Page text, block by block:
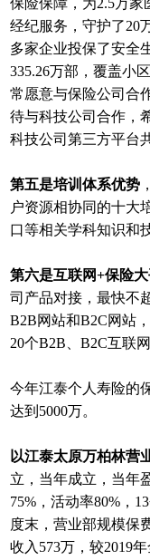
经纪服务，守护了20
多家企业投保了安全
335.26万部，覆盖小
常愿意与保险公司合
待与科技公司合作，
科技公司第三方平台
第五是培训体系优势
户资源相协同的十大
口等相关学科知识和
第六是互联网+保险
司产品对接，最快不
B2B网站和B2C网站
20个B2B、B2C互联网
今年江泰个人寿险的
达到5000万。
以江泰太原万柏林营
立，当年成立，当年
75%，活动率80%，
度末，营业部规模保
收入573万，较2019